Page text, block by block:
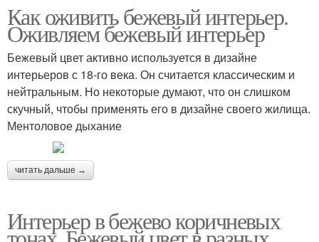
Как оживить бежевый интерьер.
Оживляем бежевый интерьер
Бежевый цвет активно используется в дизайне
интерьеров с 18-го века. Он считается классическим и
нейтральным. Но некоторые думают, что он слишком
скучный, чтобы применять его в дизайне своего жилища.
Ментоловое дыхание
читать дальше →
Интерьер в бежево коричневых